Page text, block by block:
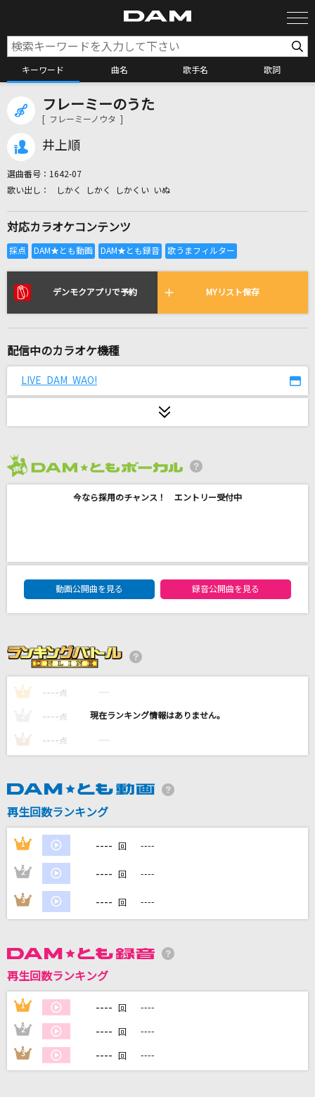
キーワード 曲名 歌手名 歌詞
カラオケ検索
全国りれき
リアルタイムで歌われている曲の一覧
WanteD! WanteD!
好きすぎて滅！
Subtitle
こっちのけんと
愛してない
Acid Black Cherry
[生音]サヨナラ
Official髭男dism
カラオケ最新情報をチェック！
フレーミーのうた
[ フレーミーノウタ ]
井上順
選曲番号： 1642-07
しかく しかく しかくい いぬ
対応カラオケコンテンツ
デンモクアプリで予約 MYリスト保存
配信中のカラオケ機種
LIVE DAM WAO!
今なら採用のチャンス！ エントリー受付中
DAM★ともボーカルエントリーランキング
動画公開曲を見る
録音公開曲を見る
1 ---- 点 ----
---- 点 ----
3 ---- 点 ----
再生回数ランキング
1 ---- 回 ----
2 ---- 回 ----
3 ---- 回 ----
再生回数ランキング
1 ---- 回 ----
2 ---- 回 ----
3 ---- 回 ----